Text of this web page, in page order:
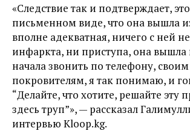
«Следствие так и подтверждает,
письменном виде, что она вышла
вполне адекватная, ничего с ней
инфаркта, ни приступа, она
начала звонить по телефону, своим
покровителям, я так понимаю, и
“Делайте, что хотите, решайте эту
здесь труп”», — рассказал
интервью Kloop.kg.